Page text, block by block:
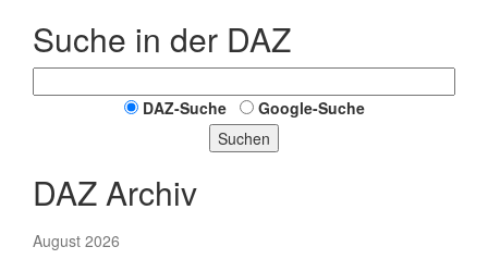
Suche in der DAZ
DAZ-Suche
Google-Suche
Suchen
DAZ Archiv
August 2026